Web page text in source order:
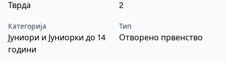
Тврда 2
Категорија
Јуниори и Јуниорки до 14
години
Тип
Отворено првенство